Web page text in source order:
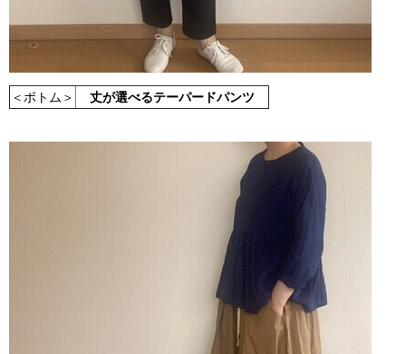
＜ボトム＞ 丈が選べるテーパードパンツ